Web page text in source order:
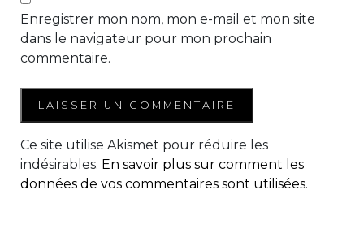
Enregistrer mon nom, mon e-mail et mon site
dans le navigateur pour mon prochain
commentaire.
Ce site utilise Akismet pour réduire les
indésirables. En savoir plus sur comment les
données de vos commentaires sont utilisées.